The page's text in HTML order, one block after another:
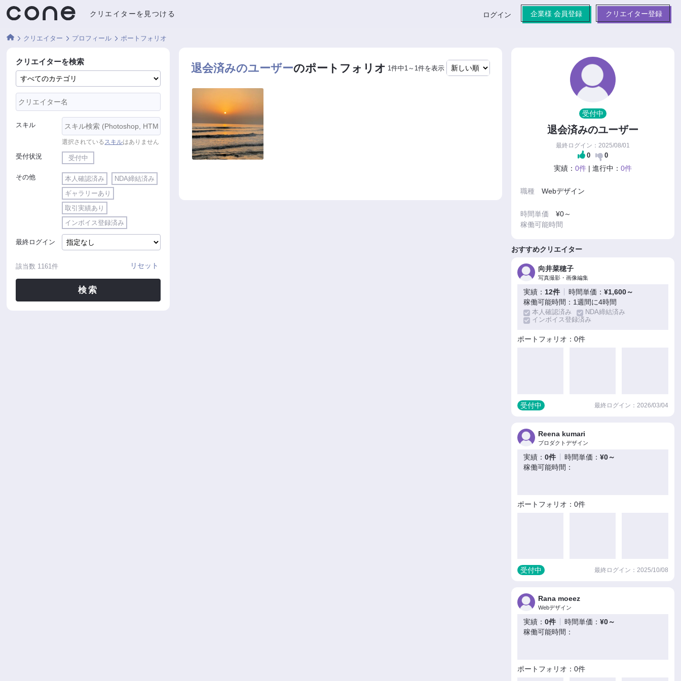
クリエイターを見つける ログイン 企業様 会員登録 クリエイター登録
クリエイター プロフィール ポートフォリオ
クリエイターを検索
スキル
選択されているスキルはありません
受付状況 受付中
その他 本人確認済み
NDA締結済み
ギャラリーあり
取引実績あり
インボイス登録済み
最終ログイン
該当数 1161件 リセット
検索
退会済みのユーザーのポートフォリオ 1件中1～1件を表示
受付中
退会済みのユーザー
最終ログイン：2025/08/01
0 0
実績： 0件| 進行中： 0件
職種 Webデザイン
時間単価 ¥0～
稼働可能時間
おすすめクリエイター
向井菜穂子
写真撮影・画像編集
実績： 12件 時間単価： ¥1,600～
稼働可能時間：1週間に4時間
本人確認済み
NDA締結済み
インボイス登録済み
ポートフォリオ：0件
受付中 最終ログイン：2026/03/04
Reena kumari
プロダクトデザイン
実績： 0件 時間単価： ¥0～
稼働可能時間：
ポートフォリオ：0件
受付中 最終ログイン：2025/10/08
Rana moeez
Webデザイン
実績： 0件 時間単価： ¥0～
稼働可能時間：
ポートフォリオ：0件